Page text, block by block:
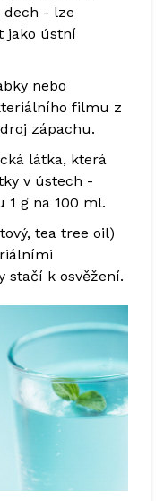
dech - lze
jako ústní
nebo
filmu z
zápachu.
látka, která
v ústech -
1 g na 100 ml.
tea tree oil)
stačí k osvěžení.